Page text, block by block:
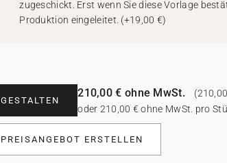
zugeschickt. Erst wenn Sie diese Vorlage
Produktion eingeleitet. (+19,00 €)
GESTALTEN
210,00 € ohne MwSt.
oder 210,00 € ohne MwSt. pro
PREISANGEBOT ERSTELLEN